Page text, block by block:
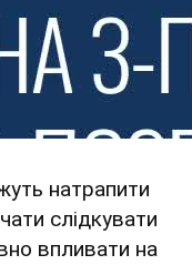
натрапити
слідкувати
впливати на